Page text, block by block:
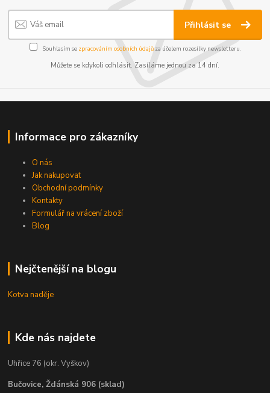
Přihlásit se
Souhlasím se zpracováním osobních údajůza účelem rozesílky newsletteru.
Můžete se kdykoli odhlásit. Zasíláme jednou za 14 dní.
Informace pro zákazníky
O nás
Jak nakupovat
Obchodní podmínky
Kontakty
Formulář na vrácení zboží
Blog
Nejčtenější na blogu
Kotva naděje
Kde nás najdete
Uhřice 76 (okr. Vyškov)
Bučovice, Ždánská 906 (sklad)